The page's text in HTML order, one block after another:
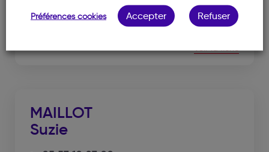
catherine.colcanap@avocats.pwc.com
Voir la fiche
MAILLOT
Suzie
Préférences cookies Accepter Refuser